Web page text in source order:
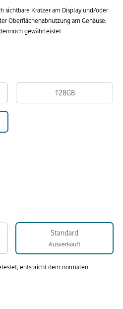
sichtbare Kratzer am Display und/oder
Oberflächenabnutzung am Gehäuse.
gewährleistet
128GB
Standard
Ausverkauft
entspricht dem normalen